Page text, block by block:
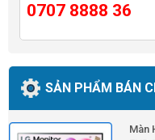
0707 8888 36
SẢN PHẨM BÁN
Màn